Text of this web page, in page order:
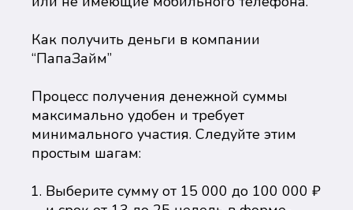
Как получить деньги в компании
“ПапаЗайм”
Процесс получения денежной суммы
максимально удобен и требует
минимального участия. Следуйте этим
простым шагам:
Выберите сумму от 15 000 до 100 000 ₽